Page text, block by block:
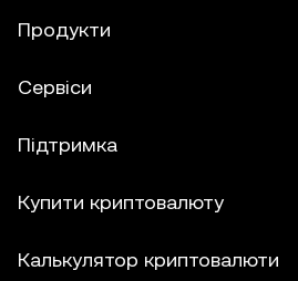
Продукти
Сервіси
Підтримка
Купити криптовалюту
Калькулятор криптовалюти